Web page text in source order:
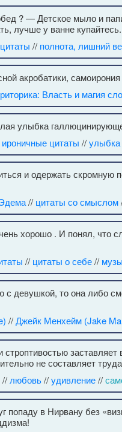
? — Детское мыло и
лучше у ванне
// полнота, лишний
акробатики,
Власть и магия
улыбка
ироничные цитаты //улыбка
и одержать
// цитаты со смыслом
хорошо . И понял, что
// цитаты о себе//
с девушкой, то она либо
//Джейк Менхейм (Jake
не составляет
// любовь//удивление//
попаду в Нирвану без